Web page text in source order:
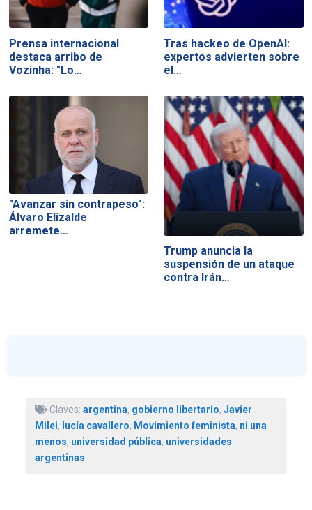
Prensa internacional
destaca arribo de
Vozinha: "Lo…
Tras hackeo de OpenAI:
expertos advierten sobre
el…
"Avanzar sin contrapeso":
Álvaro Elizalde
arremete…
Trump anuncia la
suspensión de un ataque
contra Irán…
Claves: argentina, gobierno libertario, Javier
Milei, lucía cavallero, Movimiento feminista, ni una
menos, universidad pública, universidades
argentinas